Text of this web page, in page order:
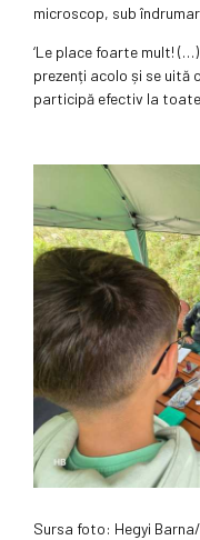
microscop, sub
‘Le place foarte mult!
prezenți acolo și se uită
participă efectiv la toate
Sursa foto: Hegyi